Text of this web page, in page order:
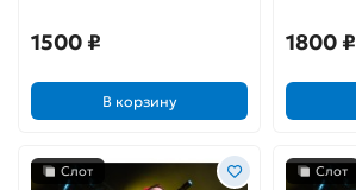
1500 ₽
В корзину
1800 ₽
Слот Слот